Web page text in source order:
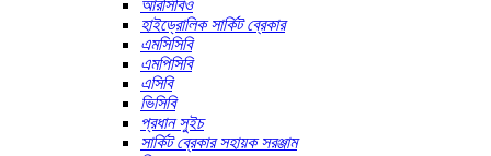
আরসিবিও
হাইড্রোলিক সার্কিট ব্রেকার
এমসিসিবি
এমপিসিবি
এসিবি
ভিসিবি
প্রধান সুইচ
সার্কিট ব্রেকার সহায়ক সরঞ্জাম